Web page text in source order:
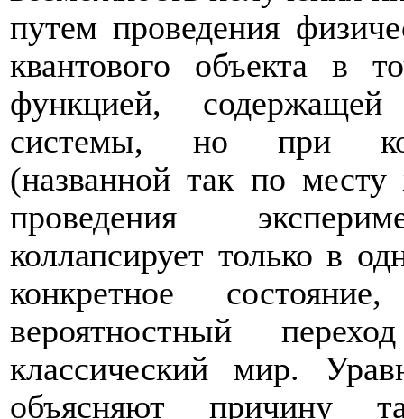
путем проведения
квантового объекта в
функцией,
системы, но при
(названной так по
проведения
коллапсирует только в
конкретное
вероятностный
классический мир.
объясняют причину